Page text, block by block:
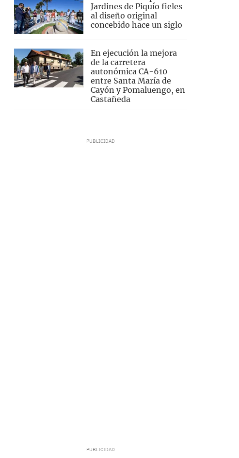
Jardines de Piquío fieles
al diseño original
concebido hace un siglo
En ejecución la mejora
de la carretera
autonómica CA-610
entre Santa María de
Cayón y Pomaluengo, en
Castañeda